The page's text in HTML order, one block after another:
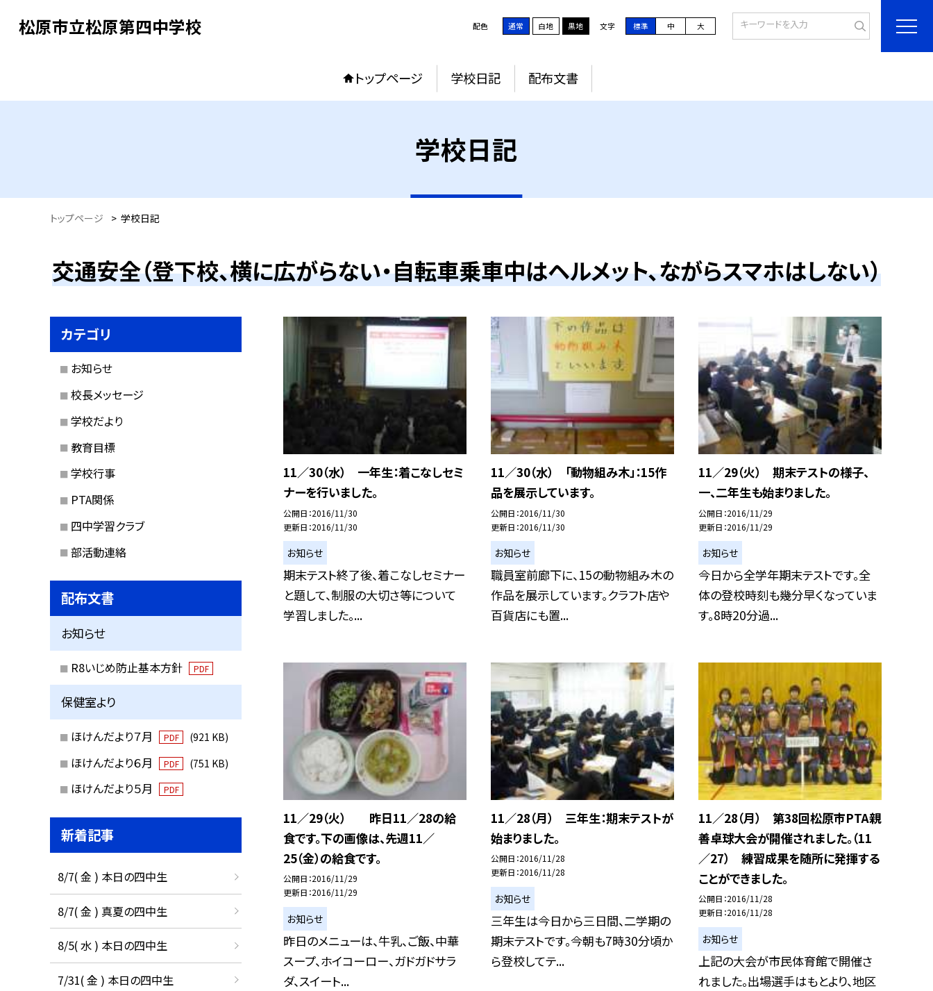
松原市立松原第四中学校 配色 通常 白地 黒地 文字 標準 中 大
トップページ 学校日記 配布文書
学校日記
トップページ > 学校日記
交通安全（登下校、横に広がらない・自転車乗車中はヘルメット、ながらスマホはしない）
11／30（水） 一年生：着こなしセミ
ナーを行いました。
公開日 2016/11/30
更新日 2016/11/30
お知らせ
期末テスト終了後、着こなしセミナー
と題して、制服の大切さ等について
学習しました。...
11／30（水） 「動物組み木」：15作
品を展示しています。
公開日 2016/11/30
更新日 2016/11/30
お知らせ
職員室前廊下に、15の動物組み木の
作品を展示しています。クラフト店や
百貨店にも置...
11／29（火） 期末テストの様子、
一、二年生も始まりました。
公開日 2016/11/29
更新日 2016/11/29
お知らせ
今日から全学年期末テストです。全
体の登校時刻も幾分早くなっていま
す。8時20分過...
11／29（火） 昨日11／28の給
食です。下の画像は、先週11／
25（金）の給食です。
公開日 2016/11/29
更新日 2016/11/29
お知らせ
昨日のメニューは、牛乳、ご飯、中華
スープ、ホイコーロー、ガドガドサラ
ダ、スイート...
11／28（月） 三年生：期末テストが
始まりました。
公開日 2016/11/28
更新日 2016/11/28
お知らせ
三年生は今日から三日間、二学期の
期末テストです。今朝も7時30分頃か
ら登校してテ...
11／28（月） 第38回松原市PTA親
善卓球大会が開催されました。（11
／27） 練習成果を随所に発揮する
ことができました。
公開日 2016/11/28
更新日 2016/11/28
お知らせ
上記の大会が市民体育館で開催さ
れました。出場選手はもとより、地区
カテゴリ
お知らせ
校長メッセージ
学校だより
教育目標
学校行事
PTA関係
四中学習クラブ
部活動連絡
配布文書
お知らせ
R8いじめ防止基本方針 PDF
保健室より
ほけんだより７月 PDF (921 KB)
ほけんだより６月 PDF (751 KB)
ほけんだより５月 PDF
新着記事
8/7( 金 ) 本日の四中生
8/7( 金 ) 真夏の四中生
8/5( 水 ) 本日の四中生
7/31( 金 ) 本日の四中生